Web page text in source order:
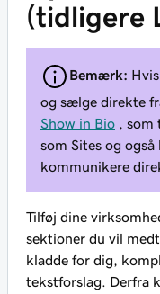
(tidligere
Bemærk:
og sælge direkte
Show in Bio ,
som Sites og
kommunikere
Tilføj dine
sektioner du vil
kladde for dig,
tekstforslag. Derfra